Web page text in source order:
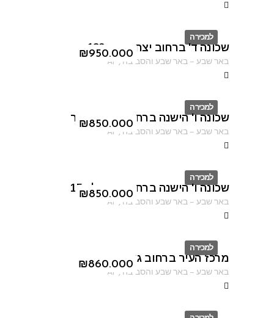
למכירה
ID
₪950.000
שכונה ד' ברחוב יצחק רגר 183
באר שבע–באר שבע והסביבה ,
AF
למכירה
ID
₪850.000
שכונה ו' הישנה ברחוב יצחק שיפר
באר שבע–באר שבע והסביבה ,
AF
למכירה
ID
₪850.000
שכונה ו' הישנה ברחוב ברנפלד 15
באר שבע–באר שבע והסביבה ,
AF
למכירה
ID
₪860.000
מרכז העיר ברחוב גורדון
באר שבע–באר שבע והסביבה ,
AF